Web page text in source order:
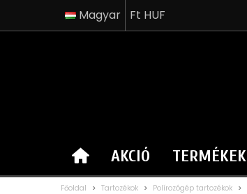
Magyar Ft HUF
AKCIÓ TERMÉKEK
Főoldal > Tartozékok > Polírozógép tartozékok >